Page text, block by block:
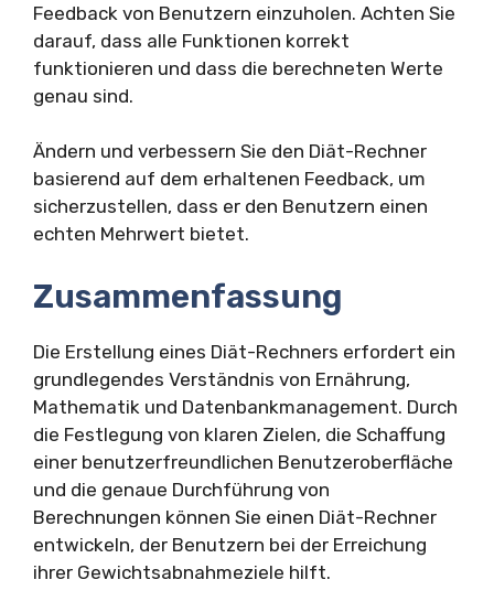
Feedback von Benutzern einzuholen. Achten Sie
darauf, dass alle Funktionen korrekt
funktionieren und dass die berechneten Werte
genau sind.
Ändern und verbessern Sie den Diät-Rechner
basierend auf dem erhaltenen Feedback, um
sicherzustellen, dass er den Benutzern einen
echten Mehrwert bietet.
Zusammenfassung
Die Erstellung eines Diät-Rechners erfordert ein
grundlegendes Verständnis von Ernährung,
Mathematik und Datenbankmanagement. Durch
die Festlegung von klaren Zielen, die Schaffung
einer benutzerfreundlichen Benutzeroberfläche
und die genaue Durchführung von
Berechnungen können Sie einen Diät-Rechner
entwickeln, der Benutzern bei der Erreichung
ihrer Gewichtsabnahmeziele hilft.